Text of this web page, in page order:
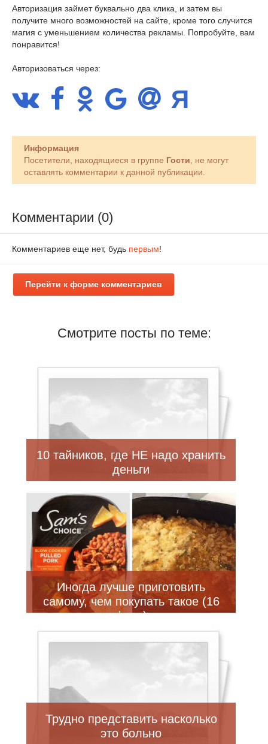
Авторизация займет буквально два клика, и затем вы
получите много возможностей на сайте, кроме того случится
магия с уменьшением количества рекламы. Попробуйте, вам
понравится!
Авторизоваться через:
Информация
Посетители, находящиеся в группе Гости , не могут
оставлять комментарии к данной публикации.
Комментарии (0)
Комментариев еще нет, будь первым!
Перейти к форме комментариев
Смотрите посты по теме:
10 тайников, где НЕ надо хранить
деньги
Иногда лучше приготовить
самому, чем покупать такое (16
фото)
Трудно представить насколько
это больно